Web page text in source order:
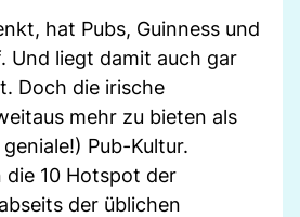
hat Pubs, Guinness und
Und liegt damit auch gar
Doch die irische
mehr zu bieten als
Pub-Kultur.
die 10 Hotspot der
der üblichen